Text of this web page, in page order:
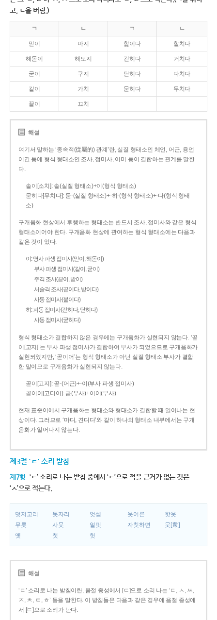
고, ㄴ을 버림.)
ㄱ ㄴ ㄱ ㄴ
맏이 마지 핥이다 할치다
해돋이 해도지 걷히다 거치다
굳이 구지 닫히다 다치다
같이 가치 묻히다 무치다
끝이 끄치
해설
여기서 말하는 ‘종속적(從屬的) 관계’란, 실질 형태소인 체언, 어근, 용언
어간 등에 형식 형태소인 조사, 접미사, 어미 등이 결합하는 관계를 말한
다.
솥이[소치]: 솥(실질 형태소)+이(형식 형태소)
묻히다[무치다]: 묻­-(실질 형태소)+­-히­-(형식 형태소)+-다(형식 형태
소)
구개음화 현상에서 후행하는 형태소는 반드시 조사, 접미사와 같은 형식
형태소이어야 한다. 구개음화 현상에 관여하는 형식 형태소에는 다음과
같은 것이 있다.
이: 명사 파생 접미사(맏이, 해돋이)
부사 파생 접미사(같이, 굳이)
주격 조사(끝이, 밭이)
서술격 조사(끝이다, 밭이다)
사동 접미사(붙이다)
히: 피동 접미사(걷히다, 닫히다)
사동 접미사(굳히다)
형식 형태소가 결합하지 않은 경우에는 구개음화가 실현되지 않는다. ‘곧
이[고지]’는 부사 파생 접미사가 결합하여 부사가 되었으므로 구개음화가
실현되었지만, ‘곧이어’는 형식 형태소가 아닌 실질 형태소 부사가 결합
한 말이므로 구개음화가 실현되지 않는다.
곧이[고지]: 곧-­(어근)+­-이(부사 파생 접미사)
곧이어[고디어]: 곧(부사)+이어(부사)
현재 표준어에서 구개음화는 형태소와 형태소가 결합할 때 일어나는 현
상이다. 그러므로 ‘마디, 견디다’와 같이 하나의 형태소 내부에서는 구개
음화가 일어나지 않는다.
제3절 'ㄷ' 소리 받침
제7항 ‘ㄷ’ 소리로 나는 받침 중에서 ‘ㄷ’으로 적을 근거가 없는 것은
‘ㅅ’으로 적는다.
덧저고리 돗자리 엇셈 웃어른
핫옷
무릇
사뭇 얼핏 자칫하면
뭇[衆]
옛
첫 헛
해설
‘ㄷ’ 소리로 나는 받침이란, 음절 종성에서 [ㄷ]으로 소리 나는 ‘ㄷ, ㅅ, ㅆ,
ㅈ, ㅊ, ㅌ, ㅎ’ 등을 말한다. 이 받침들은 다음과 같은 경우에 음절 종성에
서 [ㄷ]으로 소리가 난다.